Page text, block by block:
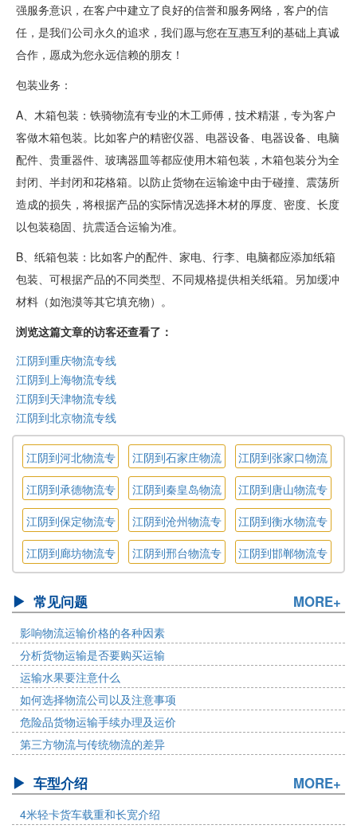
强服务意识，在客户中建立了良好的信誉和服务网络，客户的信
任，是我们公司永久的追求，我们愿与您在互惠互利的基础上真诚
合作，愿成为您永远信赖的朋友！
包装业务：
A、木箱包装：铁骑物流有专业的木工师傅，技术精湛，专为客户
客做木箱包装。比如客户的精密仪器、电器设备、电器设备、电脑
配件、贵重器件、玻璃器皿等都应使用木箱包装，木箱包装分为全
封闭、半封闭和花格箱。以防止货物在运输途中由于碰撞、震荡所
造成的损失，将根据产品的实际情况选择木材的厚度、密度、长度
以包装稳固、抗震适合运输为准。
B、纸箱包装：比如客户的配件、家电、行李、电脑都应添加纸箱
包装、可根据产品的不同类型、不同规格提供相关纸箱。另加缓冲
材料（如泡漠等其它填充物）。
浏览这篇文章的访客还查看了：
江阴到重庆物流专线
江阴到上海物流专线
江阴到天津物流专线
江阴到北京物流专线
江阴到河北物流专
线
江阴到石家庄物流
专线
江阴到张家口物流
专线
江阴到承德物流专
线
江阴到秦皇岛物流
专线
江阴到唐山物流专
线
江阴到保定物流专
线
江阴到沧州物流专
线
江阴到衡水物流专
线
江阴到廊坊物流专
线
江阴到邢台物流专
线
江阴到邯郸物流专
线
常见问题 MORE+
影响物流运输价格的各种因素
分析货物运输是否要购买运输
运输水果要注意什么
如何选择物流公司以及注意事项
危险品货物运输手续办理及运价
第三方物流与传统物流的差异
车型介绍 MORE+
4米轻卡货车载重和长宽介绍